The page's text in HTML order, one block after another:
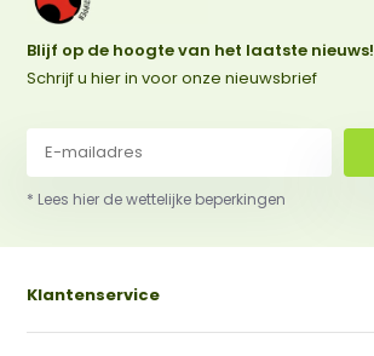
Blijf op de hoogte van het laatste nieuws!
Schrijf u hier in voor onze nieuwsbrief
* Lees hier de wettelijke beperkingen
Klantenservice